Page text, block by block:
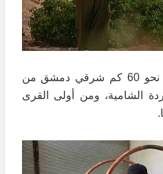
وتعد قرية المراح التي تبعد نحو 60 كم شرقي دمشق من
الشامية، ومن أولى القرى